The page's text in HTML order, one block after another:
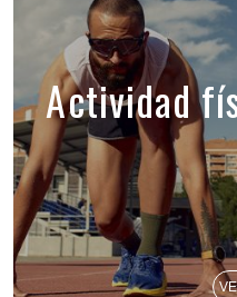
Actividad